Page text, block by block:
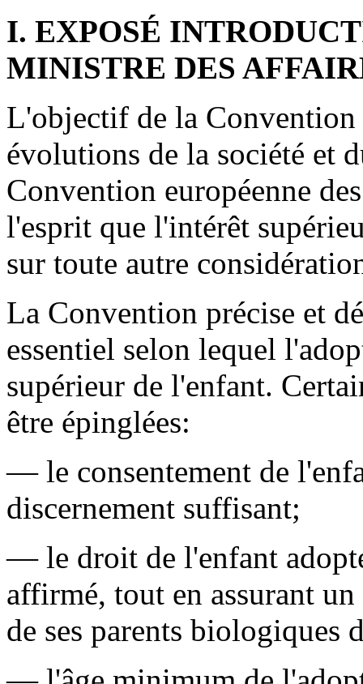
I. EXPOSÉ
MINISTRE DES
L'objectif de la Convention
évolutions de la société et
Convention européenne
l'esprit que l'intérêt
sur toute autre
La Convention précise et
essentiel selon lequel
supérieur de l'enfant.
être épinglées:
— le consentement de
discernement suffisant;
— le droit de l'enfant
affirmé, tout en assurant
de ses parents biologiques